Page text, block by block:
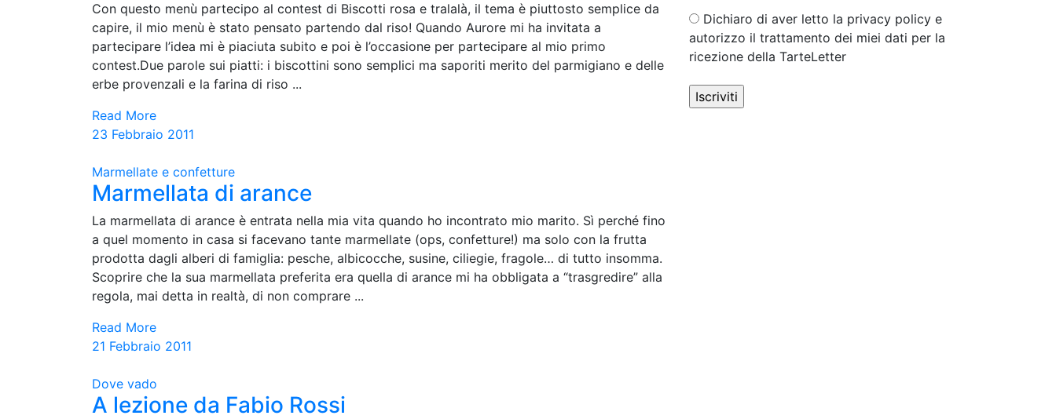
Con questo menù partecipo al contest di Biscotti rosa e tralalà, il tema è piuttosto semplice da
capire, il mio menù è stato pensato partendo dal riso! Quando Aurore mi ha invitata a
partecipare l’idea mi è piaciuta subito e poi è l’occasione per partecipare al mio primo
contest.Due parole sui piatti: i biscottini sono semplici ma saporiti merito del parmigiano e delle
erbe provenzali e la farina di riso ...
Read More
23 Febbraio 2011
Marmellate e confetture
Marmellata di arance
La marmellata di arance è entrata nella mia vita quando ho incontrato mio marito. Sì perché fino
a quel momento in casa si facevano tante marmellate (ops, confetture!) ma solo con la frutta
prodotta dagli alberi di famiglia: pesche, albicocche, susine, ciliegie, fragole… di tutto insomma.
Scoprire che la sua marmellata preferita era quella di arance mi ha obbligata a “trasgredire” alla
regola, mai detta in realtà, di non comprare ...
Read More
21 Febbraio 2011
Dove vado
A lezione da Fabio Rossi
Dichiaro di aver letto la privacy policy e
autorizzo il trattamento dei miei dati per la
ricezione della TarteLetter